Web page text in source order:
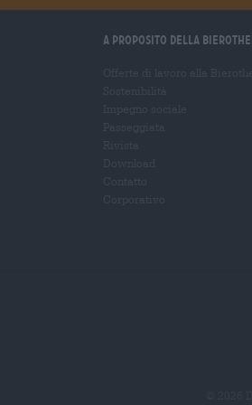
A proposito della